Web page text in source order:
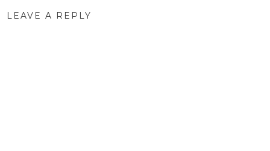
LEAVE A REPLY